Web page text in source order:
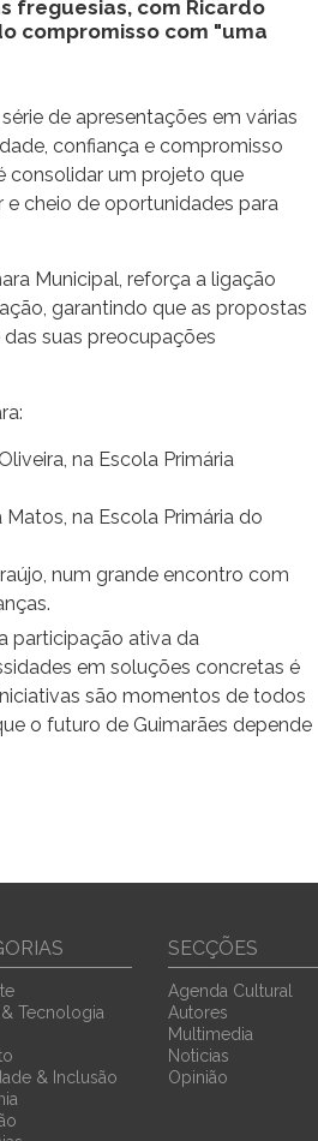
freguesias, com Ricardo
compromisso com "uma
de apresentações em várias
confiança e compromisso
consolidar um projeto que
e cheio de oportunidades para
Municipal, reforça a ligação
garantindo que as propostas
suas preocupações
na Escola Primária
na Escola Primária do
num grande encontro com
participação ativa da
em soluções concretas é
são momentos de todos
o futuro de Guimarães depende
Tecnologia
& Inclusão
SECÇÕES
Agenda Cultural
Autores
Multimedia
Noticias
Opinião